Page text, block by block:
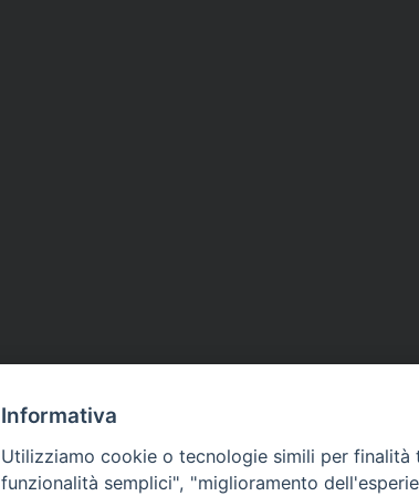
Informativa
Utilizziamo cookie o tecnologie simili per
funzionalità semplici", "miglioramento